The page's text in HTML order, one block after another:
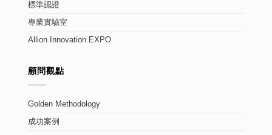
標準認證
專業實驗室
Allion Innovation EXPO
顧問觀點
Golden Methodology
成功案例